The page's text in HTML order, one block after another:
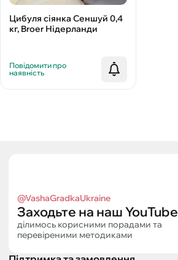
Цибуля сіянка Сеншуй 0,4
кг, Broer Нідерланди
Повідомити про
наявність
@VashaGradkaUkraine
Заходьте на наш YouTube
ділимось корисними порадами та
перевіреними методиками